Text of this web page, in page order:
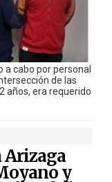
a cabo por personal
de las
años, era requerido
Arizaga
y